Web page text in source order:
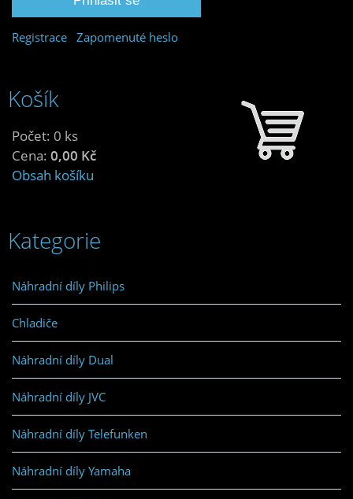
Registrace Zapomenuté heslo
Košík
Počet: 0 ks
Cena: 0,00 Kč
Obsah košíku
Kategorie
Náhradní díly Philips
Chladiče
Náhradní díly Dual
Náhradní díly JVC
Náhradní díly Telefunken
Náhradní díly Yamaha